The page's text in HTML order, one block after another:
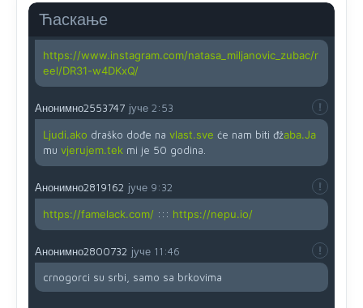
Ћаскање
Анонимно2819162
https://www.instagram.com/natasa_miljanovic_zubac/r
eel/DR31-w4DKxQ/
Анонимно2553747 јуче 2:53
Ljudi.ako draško dođe na vlast.sve će nam biti đžaba.Ja
mu vjerujem.tek mi je 50 godina.
Анонимно2819162 јуче 9:32
https://famelack.com/ ::: https://nepu.io/
Анонимно2800732 јуче 11:46
crnogorci su srbi, samo sa brkovima